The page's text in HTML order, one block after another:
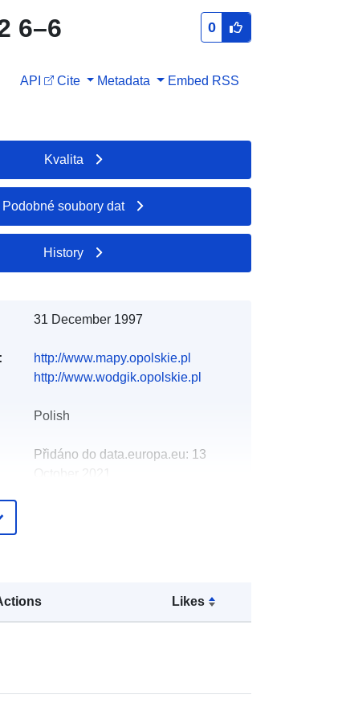
6–6 0
API Cite Metadata Embed RSS
Likes
Kvalita
Podobné soubory dat
History
31 December 1997
http://www.mapy.opolskie.pl
http://www.wodgik.opolskie.pl
Polish
Přidáno do data.europa.eu: 13
], [ 18.09, 49.9782 ], [ 17.9443,